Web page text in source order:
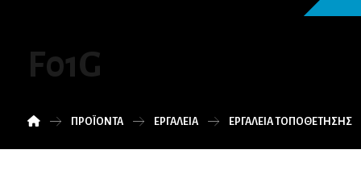
F01G
ΠΡΟΪΌΝΤΑ ΕΡΓΑΛΕΙΑ ΕΡΓΑΛΕΙΑ ΤΟΠΟΘΕΤΗΣΗΣ